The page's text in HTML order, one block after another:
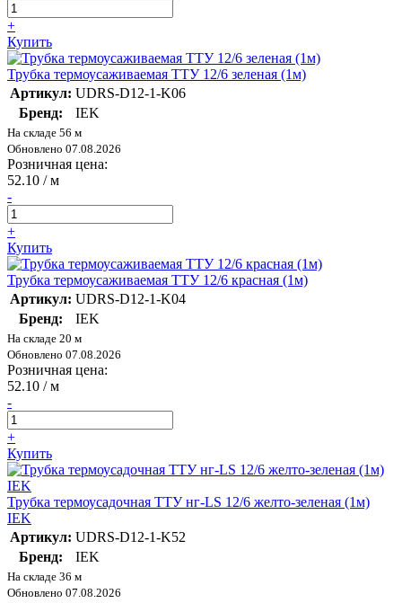
+
Купить
Трубка термоусаживаемая ТТУ 12/6 зеленая (1м)
Артикул: UDRS-D12-1-K06
Бренд:
IEK
На складе 56 м
Обновлено 07.08.2026
Розничная цена:
52.10 / м
-
+
Купить
Трубка термоусаживаемая ТТУ 12/6 красная (1м)
Артикул: UDRS-D12-1-K04
Бренд:
IEK
На складе 20 м
Обновлено 07.08.2026
Розничная цена:
52.10 / м
-
+
Купить
Трубка термоусадочная ТТУ нг-LS 12/6 желто-зеленая (1м)
IEK
Артикул: UDRS-D12-1-K52
Бренд:
IEK
На складе 36 м
Обновлено 07.08.2026